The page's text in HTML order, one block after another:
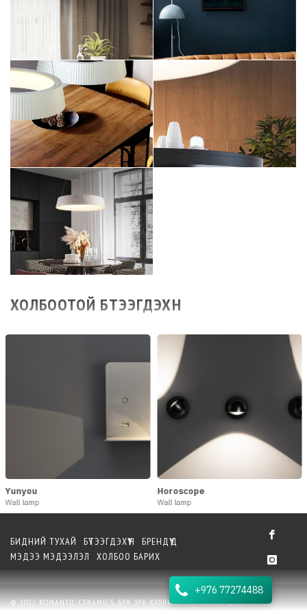
ХОЛБООТОЙ БҮТЭЭГДЭХҮҮН
Wall lamp
Horoscope
Pendant
Yijing
БИДНИЙ ТУХАЙ БҮТЭЭГДЭХҮҮН
БРЕНДҮҮД
МЭДЭЭ МЭДЭЭЛЭЛ
ХОЛБОО БАРИХ
© 2022 ROMANTIC CERAMICS, БҮХ ЭРХ ХУУЛИАР ХАМГААЛАГДСАН
+976 77274488